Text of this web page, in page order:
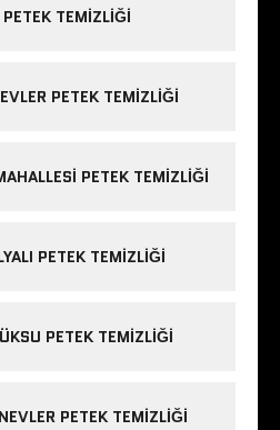
PETEK TEMIZLIĞI
PETEK TEMIZLIĞI
PETEK TEMIZLIĞI
PETEK TEMIZLIĞI
PETEK TEMIZLIĞI
PETEK TEMIZLIĞI